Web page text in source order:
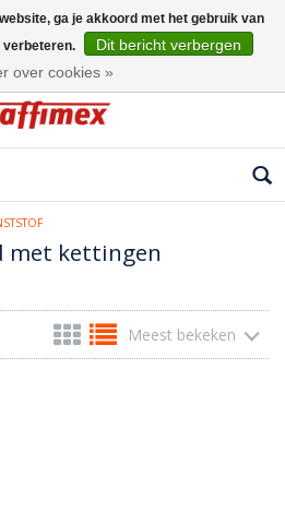
met kettingen
Meest bekeken
ga je akkoord met het gebruik van
verbeteren.
Dit bericht verbergen
over cookies »